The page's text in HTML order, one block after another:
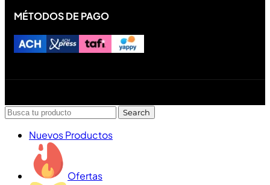
MÉTODOS DE PAGO
Search
Nuevos Productos
Ofertas